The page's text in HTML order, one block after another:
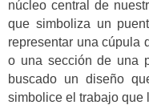
núcleo central de
que simboliza un
representar una cúpula
o una sección de una
buscado un diseño
simbolice el trabajo que